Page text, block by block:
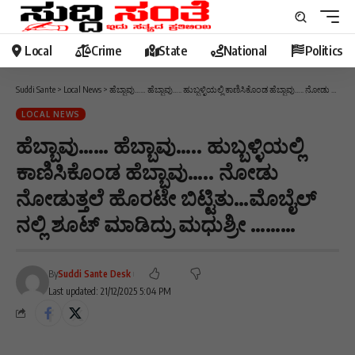
Local Crime State National Politics
Suddi Sante > Local News > ಹೆಬ್ಬಾವು…… ಹೆಬ್ಬಾವು….. ಹುಬ್ಬಳ್ಳಿಯಲ್ಲಿ ಕಾಣಿಸಿಕೊಂಡ ಹೆಬ್ಬಾವು….. ನೋಡು ನೋಡುತ್ತಲೆ ಹೊರಟೇ ಬಿಟ್ಟಿತು…ಮೊಬೈಲ್ ನಲ್ಲಿ ಶೂಟ್ ಮಾಡಿದ್ರು ಮಧುಶ್ರೀ ………
LOCAL NEWS
ಹೆಬ್ಬಾವು…… ಹೆಬ್ಬಾವು….. ಹುಬ್ಬಳ್ಳಿಯಲ್ಲಿ
ಕಾಣಿಸಿಕೊಂಡ ಹೆಬ್ಬಾವು….. ನೋಡು
ನೋಡುತ್ತಲೆ ಹೊರಟೇ ಬಿಟ್ಟಿತು…ಮೊಬೈಲ್
ನಲ್ಲಿ ಶೂಟ್ ಮಾಡಿದ್ರು ಮಧುಶ್ರೀ ………
Last updated: 21/12/2025 5:04 PM
BySuddi Sante Desk